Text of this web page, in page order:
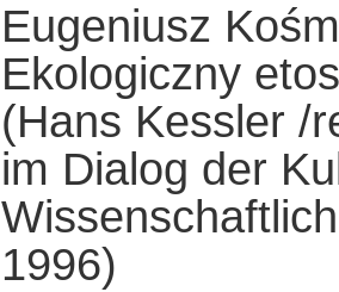
Eugeniusz
Ekologiczny
(Hans Kessler /
im Dialog der
1996)